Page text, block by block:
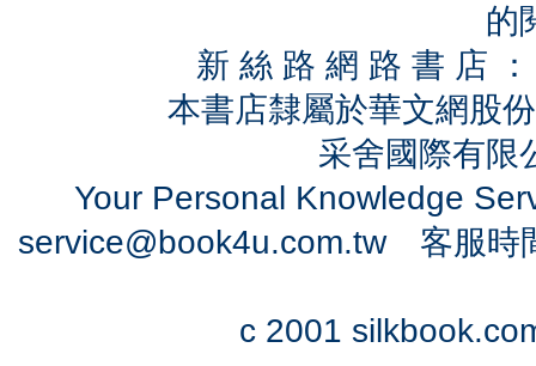
的
新 絲 路 網 路 書 店
本書店隸屬於華文網股
采舍國際有
Your Personal Knowledge
service@book4u.com.tw客服時
c 2001